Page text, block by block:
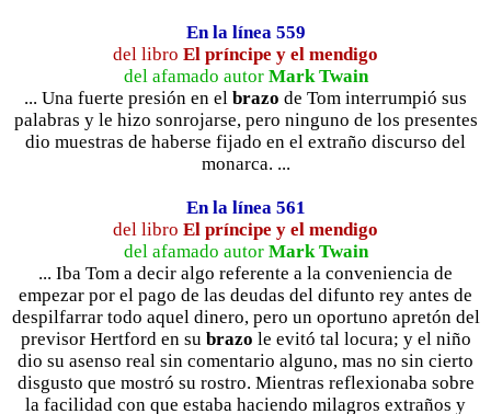
En la línea 559
del libro El príncipe y el mendigo
del afamado autor Mark Twain
... Una fuerte presión en el brazo de Tom interrumpió sus
palabras y le hizo sonrojarse, pero ninguno de los presentes
dio muestras de haberse fijado en el extraño discurso del
monarca. ...
En la línea 561
del libro El príncipe y el mendigo
del afamado autor Mark Twain
... Iba Tom a decir algo referente a la conveniencia de
empezar por el pago de las deudas del difunto rey antes de
despilfarrar todo aquel dinero, pero un oportuno apretón del
previsor Hertford en su brazo le evitó tal locura; y el niño
dio su asenso real sin comentario alguno, mas no sin cierto
disgusto que mostró su rostro. Mientras reflexionaba sobre
la facilidad con que estaba haciendo milagros extraños y